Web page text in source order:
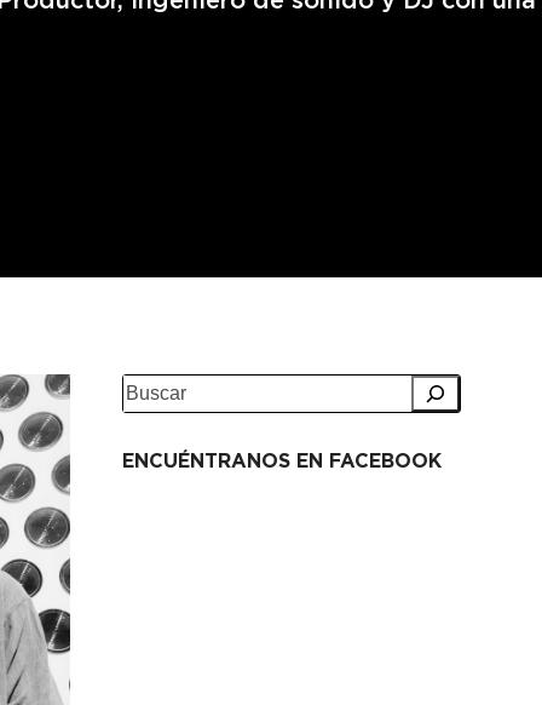
ENCUÉNTRANOS EN FACEBOOK